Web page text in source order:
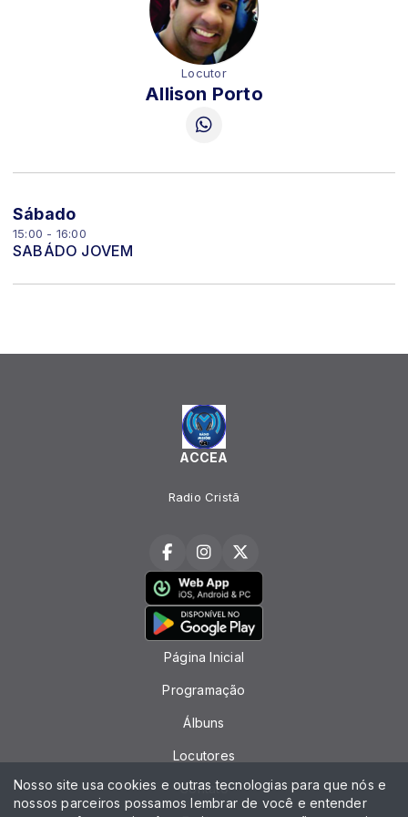
Locutor
Allison Porto
Sábado
15:00 - 16:00
SABÁDO JOVEM
ACCEA
Radio Cristã
Página Inicial
Programação
Álbuns
Locutores
Contato
Nosso site usa cookies e outras tecnologias para que nós e
nossos parceiros possamos lembrar de você e entender